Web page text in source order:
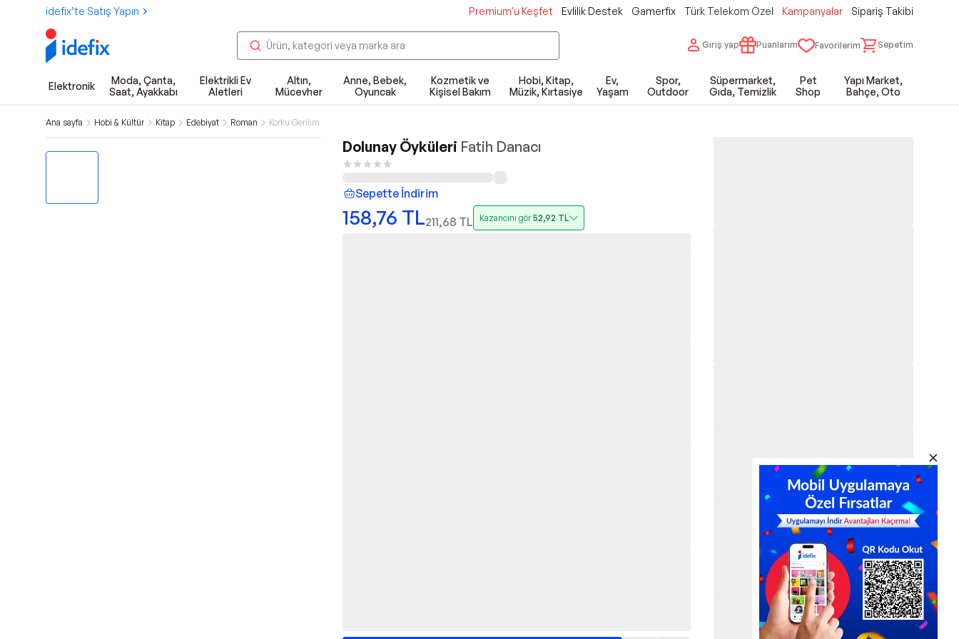
idefix’te Satış Yapın Premium'u Keşfet Evlilik Destek Gamerfix Türk Telekom Özel Kampanyalar Sipariş Takibi
Giriş yap Puanlarım Favorilerim Sepetim
Elektronik
Moda, Çanta,
Saat, Ayakkabı
Elektrikli Ev
Aletleri
Altın,
Mücevher
Anne, Bebek,
Oyuncak
Kozmetik ve
Kişisel Bakım
Hobi, Kitap,
Müzik, Kırtasiye
Ev,
Yaşam
Spor,
Outdoor
Süpermarket,
Gıda, Temizlik
Pet
Shop
Yapı Market,
Bahçe, Oto
Ana sayfa Hobi & Kültür Kitap Edebiyat Roman Korku Gerilim
Dolunay Öyküleri Fatih Danacı
Sepette İndirim
158,76 TL211,68 TL Kazancını gör52,92 TL